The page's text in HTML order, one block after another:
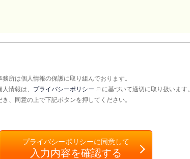
所は個人情報の保護に取り組んでおります。
情報は、 プライバシーポリシー
に基づいて適切に取り扱います
、同意の上で下記ボタンを押してください。
プライバシーポリシーに同意して
入力内容を確認する